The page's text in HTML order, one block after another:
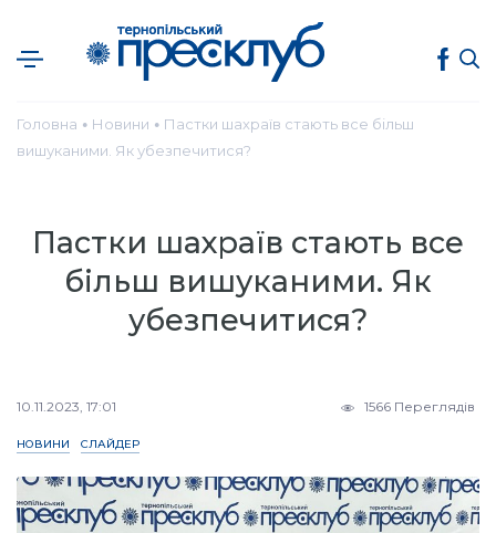
Головна ● Новини ● Пастки шахраїв стають все більш
вишуканими. Як убезпечитися?
Пастки шахраїв стають все
більш вишуканими. Як
убезпечитися?
10.11.2023, 17:01 1566 Переглядів
НОВИНИ СЛАЙДЕР